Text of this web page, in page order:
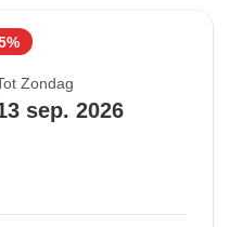
Zondag
sep. 2026